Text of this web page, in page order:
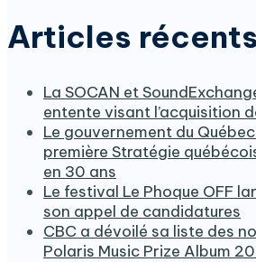
Articles
La SOCAN et
entente visant l’acquisition
Le gouvernement du
première Stratégie
en 30 ans
Le festival Le Phoque OFF
son appel de candidatures
CBC a dévoilé sa liste des
Polaris Music Prize Album